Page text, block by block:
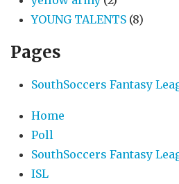
YOUNG TALENTS (8)
Pages
SouthSoccers Fantasy
Home
Poll
SouthSoccers Fantasy
ISL